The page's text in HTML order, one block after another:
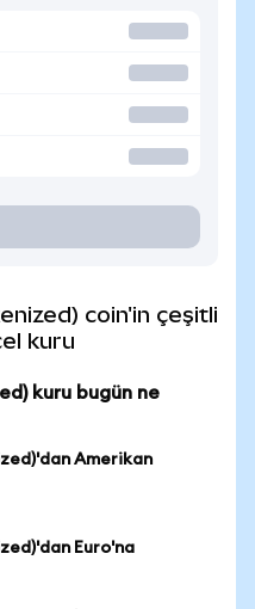
coin'in çeşitli
kuru
kuru bugün ne
Amerikan
Euro'na